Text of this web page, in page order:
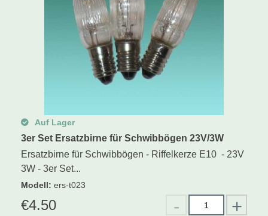
Auf Lager
3er Set Ersatzbirne für Schwibbögen 23V/3W
Ersatzbirne für Schwibbögen - Riffelkerze E10 - 23V
3W - 3er Set...
Modell: ers-t023
€4.50